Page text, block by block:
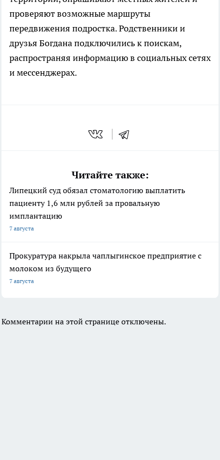
проверяют возможные маршруты
передвижения подростка. Родственники и
друзья Богдана подключились к поискам,
распространяя информацию в социальных сетях
и мессенджерах.
Читайте также:
Липецкий суд обязал стоматологию выплатить
пациенту 1,6 млн рублей за провальную
имплантацию
7 августа
Прокуратура накрыла чаплыгинское предприятие с
молоком из будущего
7 августа
Комментарии на этой странице отключены.